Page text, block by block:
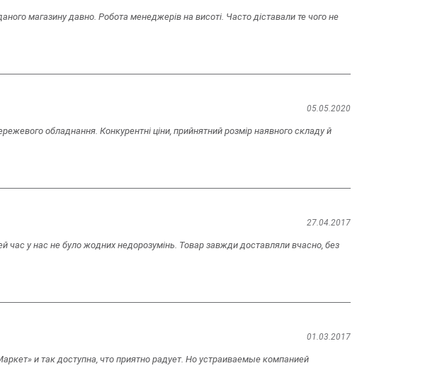
магазину давно. Робота менеджерів на висоті. Часто діставали те чого не
05.05.2020
обладнання. Конкурентні ціни, прийнятний розмір наявного складу й
27.04.2017
час у нас не було жодних недорозумінь. Товар завжди доставляли вчасно, без
01.03.2017
и так доступна, что приятно радует. Но устраиваемые компанией